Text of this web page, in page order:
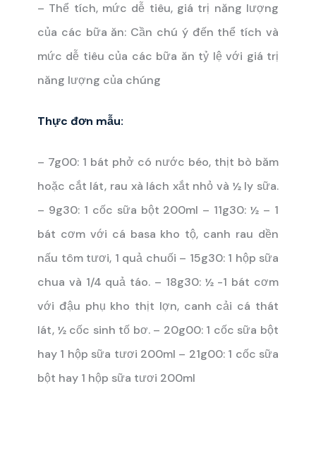
– Thể tích, mức dễ tiêu, giá trị năng lượng
của các bữa ăn: Cần chú ý đến thể tích và
mức dễ tiêu của các bữa ăn tỷ lệ với giá trị
năng lượng của chúng
Thực đơn mẫu:
– 7g00: 1 bát phở có nước béo, thịt bò băm
hoặc cắt lát, rau xà lách xắt nhỏ và ½ ly sữa.
– 9g30: 1 cốc sữa bột 200ml – 11g30: ½ – 1
bát cơm với cá basa kho tộ, canh rau dền
nấu tôm tươi, 1 quả chuối – 15g30: 1 hộp sữa
chua và 1/4 quả táo. – 18g30: ½ -1 bát cơm
với đậu phụ kho thịt lợn, canh cải cá thát
lát, ½ cốc sinh tố bơ.– 20g00: 1 cốc sữa bột
hay 1 hộp sữa tươi 200ml – 21g00: 1 cốc sữa
bột hay 1 hộp sữa tươi 200ml